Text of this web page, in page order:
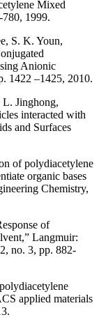
Mixed
1999.
S. K. Youn,
Anionic
1422 –1425, 2010.
L. Jinghong,
interacted with
and Surfaces
of polydiacetylene
organic bases
Chemistry,
of
Langmuir:
no. 3, pp. 882-
applied materials